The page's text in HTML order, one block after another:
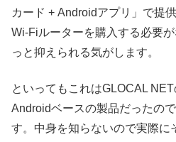
カード + Androidアプリ」で提
Wi-Fiルーターを購入する必要
っと抑えられる気がします。
といってもこれはGLOCAL
Androidベースの製品だったの
す。中身を知らないので実際に